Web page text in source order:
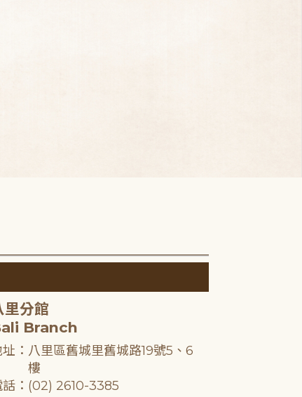
里分館
Branch
：八里區舊城里舊城路19號5、6
樓
話：(02) 2610-3385